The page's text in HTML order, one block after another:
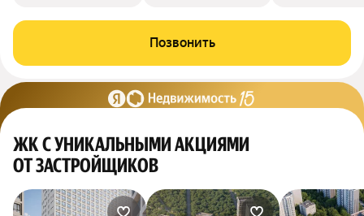
Позвонить
ЖК С УНИКАЛЬНЫМИ АКЦИЯМИ
ОТ ЗАСТРОЙЩИКОВ